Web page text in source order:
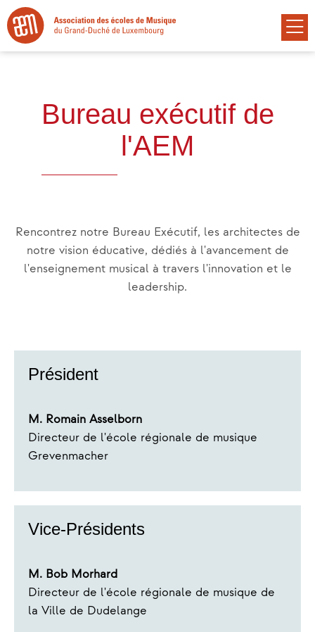
Bureau exécutif de
l'AEM
Rencontrez notre Bureau Exécutif, les architectes de
notre vision éducative, dédiés à l'avancement de
l'enseignement musical à travers l'innovation et le
leadership.
Président
M. Romain Asselborn
Directeur de l'école régionale de musique
Grevenmacher
Vice-Présidents
M. Bob Morhard
Directeur de l'école régionale de musique de
la Ville de Dudelange